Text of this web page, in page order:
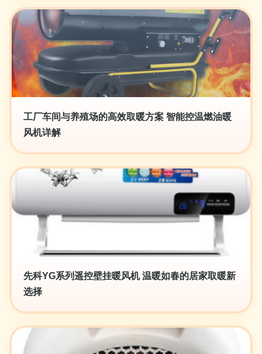
工厂车间与养殖场的高效取暖方案 智能控温燃油暖
风机详解
先科YG系列遥控壁挂暖风机 温暖如春的居家取暖新
选择